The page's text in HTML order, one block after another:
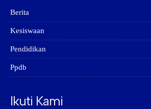
Berita
Kesiswaan
Pendidikan
Ppdb
Ikuti Kami